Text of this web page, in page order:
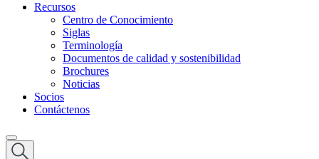
Recursos
Centro de Conocimiento
Siglas
Terminología
Documentos de calidad y sostenibilidad
Brochures
Noticias
Socios
Contáctenos